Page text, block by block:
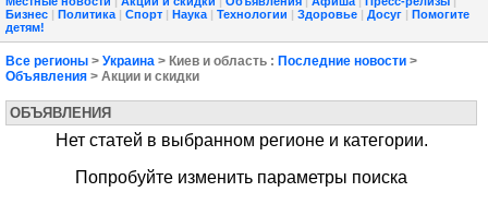
Бизнес | Политика | Спорт | Наука | Технологии | Здоровье | Досуг | Помогите
детям!
Все регионы > Украина > Киев и область : Последние новости >
Объявления > Акции и скидки
ОБЪЯВЛЕНИЯ
Нет статей в выбранном регионе и категории.
Попробуйте изменить параметры поиска